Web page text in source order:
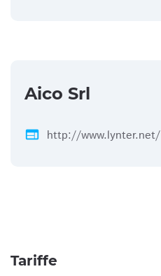
Aico Srl
web http://www.lynter.net/
Tariffe